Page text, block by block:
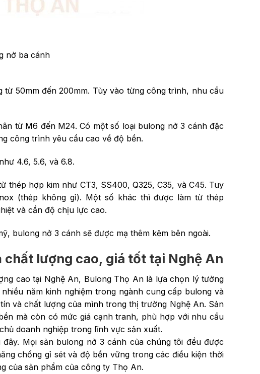
nở ba cánh
50mm đến 200mm. Tùy vào từng công trình, nhu cầu
từ M6 đến M24. Có một số loại bulong nở 3 cánh đặc
công trình yêu cầu cao về độ bền.
4.6, 5.6, và 6.8.
thép hợp kim như CT3, SS400, Q325, C35, và C45. Tuy
(thép không gỉ). Một số khác thì được làm từ thép
và cần độ chịu lực cao.
bulong nở 3 cánh sẽ được mạ thêm kẽm bên ngoài.
lượng cao, giá tốt tại Nghệ An
cao tại Nghệ An, Bulong Thọ An là lựa chọn lý tưởng
năm kinh nghiệm trong ngành cung cấp bulong và
và chất lượng của mình trong thị trường Nghệ An. Sản
mà còn có mức giá cạnh tranh, phù hợp với nhu cầu
doanh nghiệp trong lĩnh vực sản xuất.
Mọi sản bulong nở 3 cánh của chúng tôi đều được
chống gỉ sét và độ bền vững trong các điều kiện thời
của sản phẩm của công ty Thọ An.